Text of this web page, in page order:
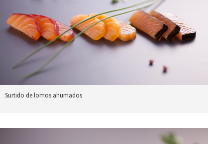
Surtido de lomos ahumados